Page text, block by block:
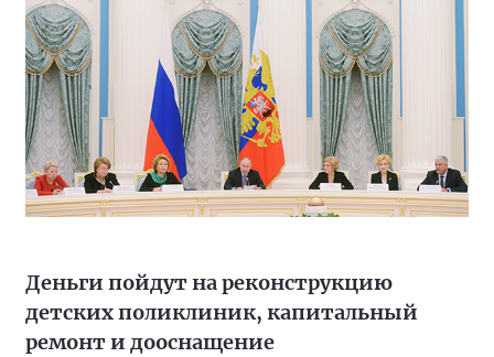
Деньги пойдут на реконструкцию
детских поликлиник, капитальный
ремонт и дооснащение